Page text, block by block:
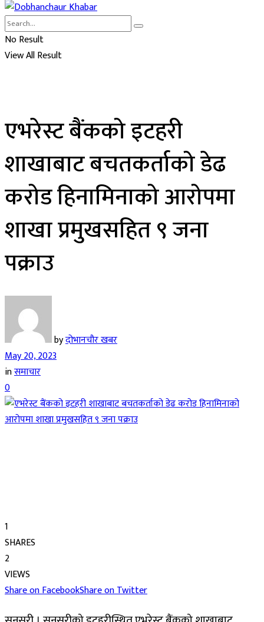
No Result
View All Result
एभरेस्ट बैंकको इटहरी
शाखाबाट बचतकर्ताको डेढ
करोड हिनामिनाको आरोपमा
शाखा प्रमुखसहित ९ जना
पक्राउ
byदोभानचौर खबर
May 20, 2023
inसमाचार
0
1
SHARES
2
VIEWS
Share on FacebookShare on Twitter